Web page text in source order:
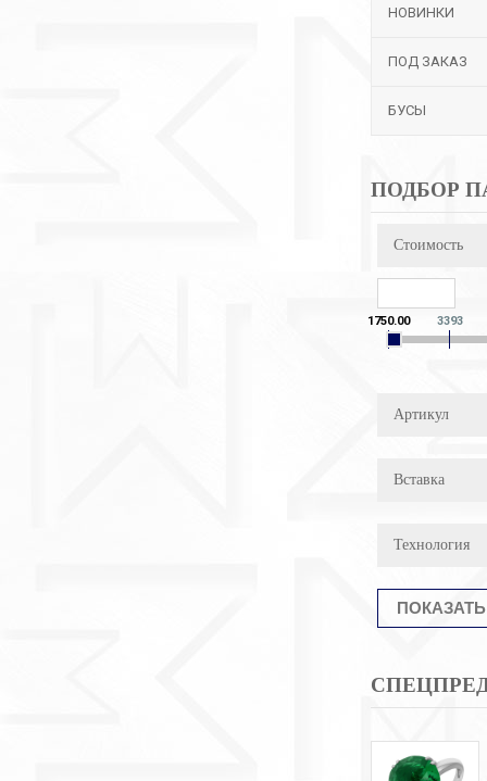
НОВИНКИ
ПОД ЗАКАЗ
БУСЫ
ПОДБОР
Стоимость
1750.00 3393
Артикул
Вставка
Технология